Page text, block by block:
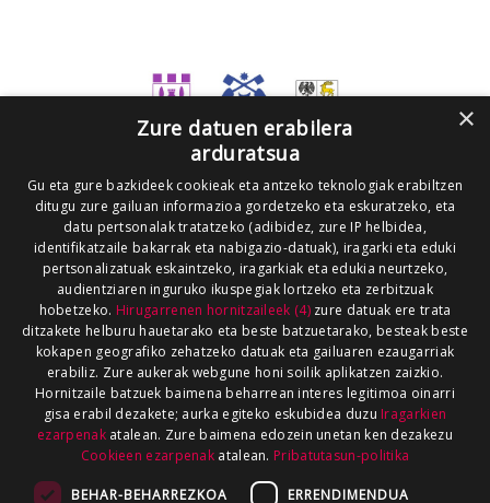
×
Zure datuen erabilera
arduratsua
Gu eta gure bazkideek cookieak eta antzeko teknologiak erabiltzen
ditugu zure gailuan informazioa gordetzeko eta eskuratzeko, eta
datu pertsonalak tratatzeko (adibidez, zure IP helbidea,
identifikatzaile bakarrak eta nabigazio-datuak), iragarki eta eduki
pertsonalizatuak eskaintzeko, iragarkiak eta edukia neurtzeko,
audientziaren inguruko ikuspegiak lortzeko eta zerbitzuak
hobetzeko. Hirugarrenen hornitzaileek (4)zure datuak ere trata
ditzakete helburu hauetarako eta beste batzuetarako, besteak beste
kokapen geografiko zehatzeko datuak eta gailuaren ezaugarriak
erabiliz. Zure aukerak webgune honi soilik aplikatzen zaizkio.
Hornitzaile batzuek baimena beharrean interes legitimoa oinarri
gisa erabil dezakete; aurka egiteko eskubidea duzu Iragarkien
ezarpenakatalean. Zure baimena edozein unetan ken dezakezu
Cookieen ezarpenak atalean. Pribatutasun-politika
BEHAR-BEHARREZKOA ERRENDIMENDUA